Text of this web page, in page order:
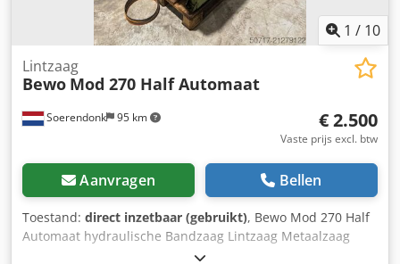
1 / 10
Soerendonk 95 km
Lintzaag
Bewo Mod 270 Half Automaat
€ 2.500
Vaste prijs excl. btw
Aanvragen Bellen
Toestand: direct inzetbaar (gebruikt), Bewo Mod 270 Half
Automaat hydraulische Bandzaag Lintzaag Metaalzaag
#2050230 Maximaal inspan: 210x210mm Afmetingen: